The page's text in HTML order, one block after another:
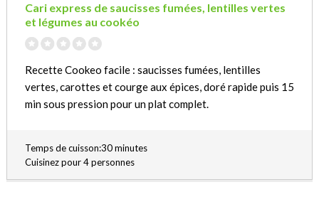
Cari express de saucisses fumées, lentilles vertes
et légumes au cookéo
Recette Cookeo facile : saucisses fumées, lentilles
vertes, carottes et courge aux épices, doré rapide puis 15
min sous pression pour un plat complet.
Temps de cuisson:30 minutes
Cuisinez pour 4 personnes